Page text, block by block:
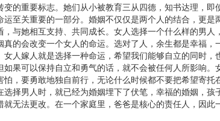
的重要标志。她们从小被教育三从四德，知书达理，即
至关重要的一部分。婚姻不仅仅是两个人的结合，更
与她相互支持、共同成长。女人选择一个什么样的男人
的会改变一个女人的命运。选对了人，余生都是幸福
人嫁人就是选择一种命运，希望我们能够自立的同时，
果可以保持自立和勇气的话，就不会被任何人所影响
，要勇敢地独自前行，无论什么时候都不要把希望寄
择男人时，就已经为婚姻埋下了伏笔，幸福的婚姻，
无法更改。在一个家庭里，爸爸是核心的责任人，因